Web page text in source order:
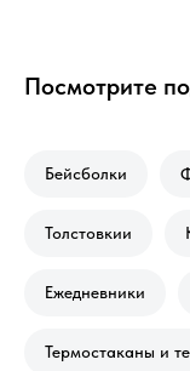
Посмотрите
Бейсболки
Толстовкии
Ежедневники
Термостаканы и